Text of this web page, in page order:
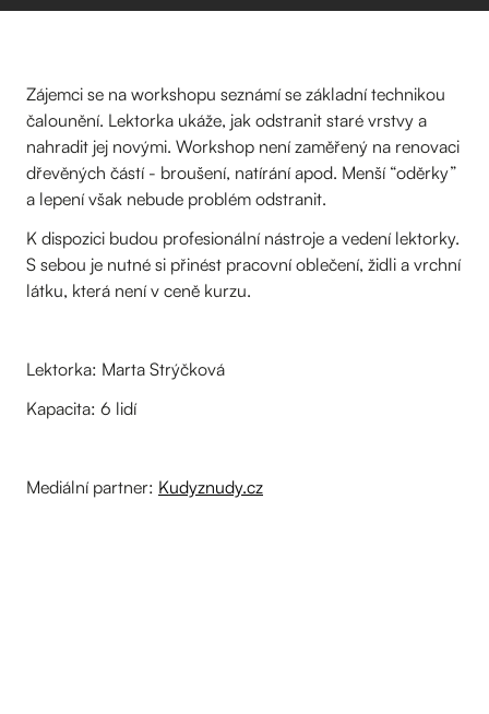
Zájemci se na workshopu seznámí se základní technikou
čalounění. Lektorka ukáže, jak odstranit staré vrstvy a
nahradit jej novými. Workshop není zaměřený na renovaci
dřevěných částí - broušení, natírání apod. Menší “oděrky”
a lepení však nebude problém odstranit.
K dispozici budou profesionální nástroje a vedení lektorky.
S sebou je nutné si přinést pracovní oblečení, židli a vrchní
látku, která není v ceně kurzu.
Lektorka: Marta Strýčková
Kapacita: 6 lidí
Mediální partner: Kudyznudy.cz